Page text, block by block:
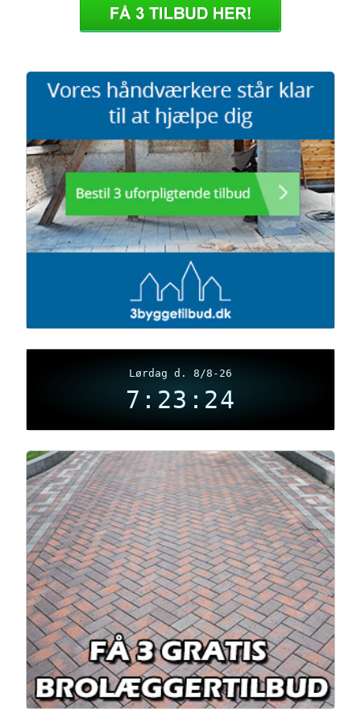
Lørdag d. 8/8-26
7:23:25